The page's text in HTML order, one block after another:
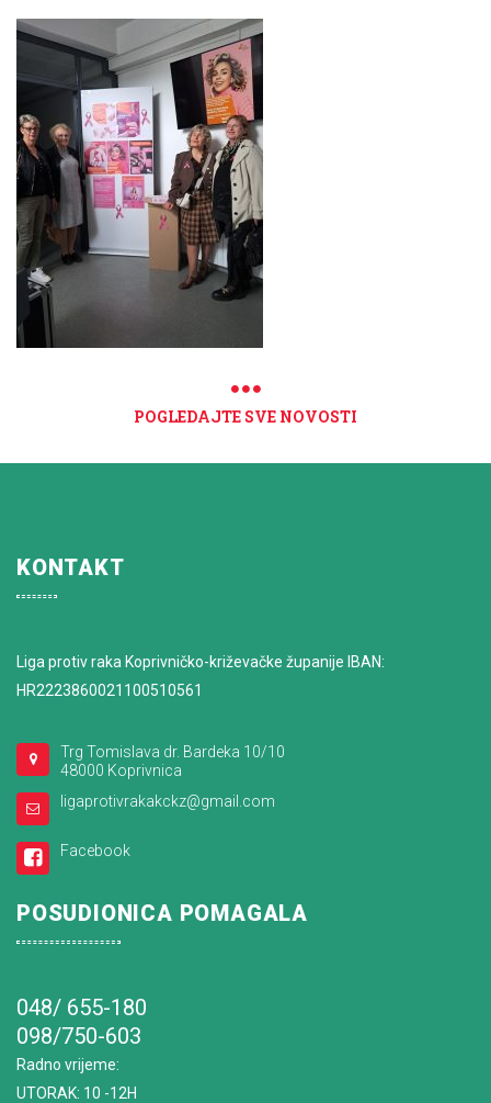
POGLEDAJTE SVE NOVOSTI
KONTAKT
Liga protiv raka Koprivničko-križevačke županije IBAN:
HR2223860021100510561
Trg Tomislava dr. Bardeka 10/10
48000 Koprivnica
ligaprotivrakakckz@gmail.com
Facebook
POSUDIONICA POMAGALA
048/ 655-180
098/750-603
Radno vrijeme:
UTORAK: 10 -12H